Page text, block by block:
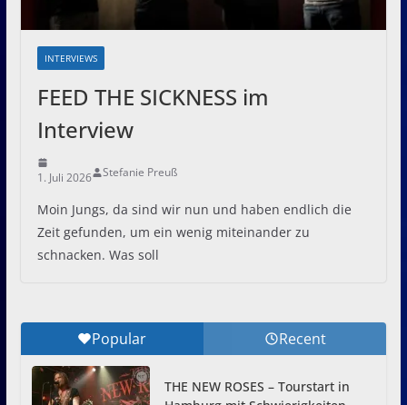
INTERVIEWS
FEED THE SICKNESS im
Interview
1. Juli 2026 Stefanie Preuß
Moin Jungs, da sind wir nun und haben endlich die
Zeit gefunden, um ein wenig miteinander zu
schnacken. Was soll
Popular Recent
THE NEW ROSES – Tourstart in